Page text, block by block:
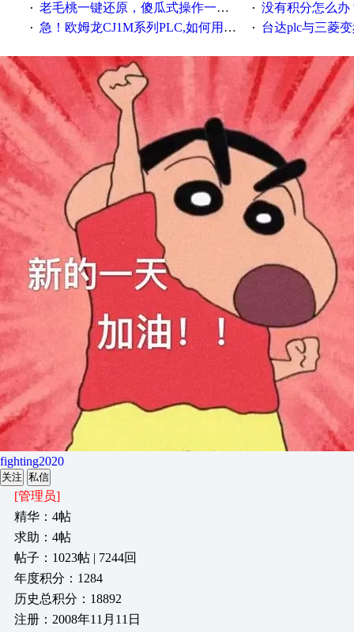
· 老毛桃一键还原，傻瓜式操作一键轻松备份还原；程序为向导式安装，一键即可实现自动备份或还原系统。 · 没有积分怎么办
· 急！欧姆龙CJ1M系列PLC,如何用时间控制变频器。要求时间在组态王中可以自由输入！拜托各位大神了！ · 台达plc与三菱
fighting2020
关注 私信
[管理员]
精华：4帖
求助：4帖
帖子：1023帖 | 7244回
年度积分：1284
历史总积分：18892
注册：2008年11月11日